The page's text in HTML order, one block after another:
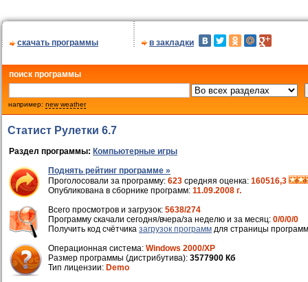
скачать программы в закладки
поиск программы
например: new weather
Статист Рулетки 6.7
Раздел программы: Компьютерные игры
Поднять рейтинг программе »
Проголосовали за программу: 623 средняя оценка: 160516,3
Опубликована в сборнике программ: 11.09.2008 г.
Всего просмотров и загрузок: 5638/274
Программу скачали сегодня/вчера/за неделю и за месяц: 0/0/0/0
Получить код счётчика загрузок программ для страницы
Операционная система: Windows 2000/XP
Размер программы (дистрибутива): 3577900 Кб
Тип лицензии: Demo